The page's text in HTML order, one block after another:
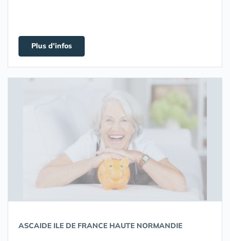
Plus d'infos
ASCAIDE ILE DE FRANCE HAUTE NORMANDIE